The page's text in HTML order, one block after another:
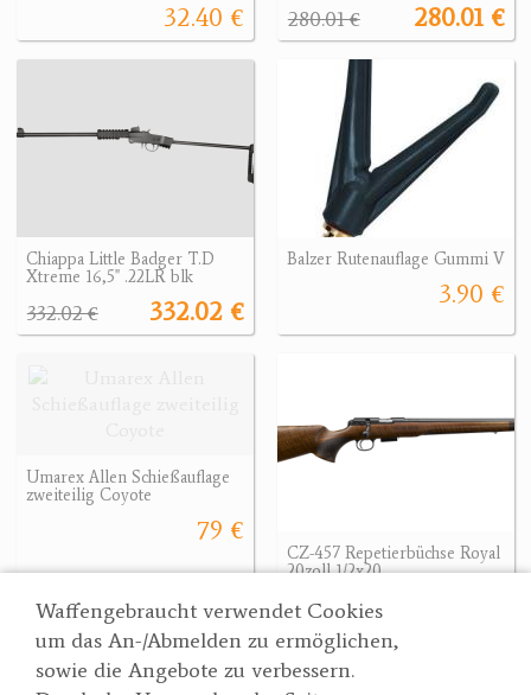
Waffengebraucht verwendet Cookies
um das An-/Abmelden zu ermöglichen,
sowie die Angebote zu verbessern.
32.40 € 280.01 €
280.01 €
Chiappa Little Badger T.D
Xtreme 16,5" .22LR blk
332.02 €
332.02 €
Balzer Rutenauflage Gummi V
3.90 €
Umarex Allen Schießauflage
zweiteilig Coyote
79 €
CZ-457 Repetierbüchse Royal
20zoll 1/2x20